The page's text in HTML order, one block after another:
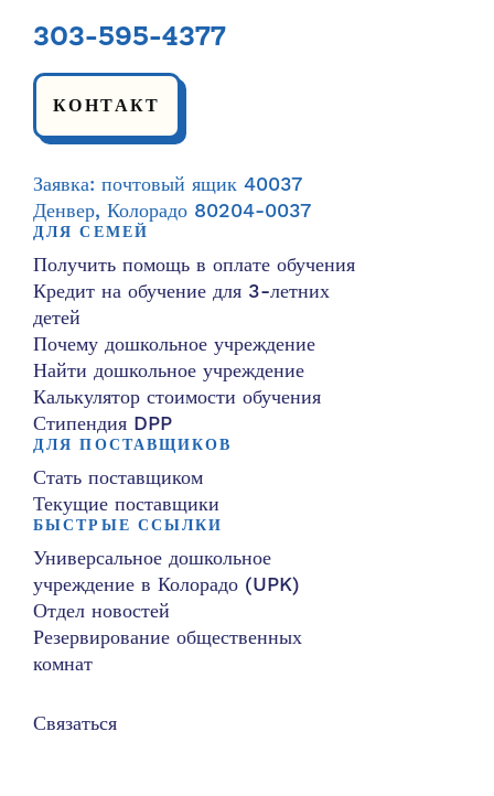
303-595-4377
КОНТАКТ
Заявка: почтовый ящик 40037
Денвер, Колорадо 80204-0037
ДЛЯ СЕМЕЙ
Получить помощь в оплате обучения
Кредит на обучение для 3-летних
детей
Почему дошкольное учреждение
Найти дошкольное учреждение
Калькулятор стоимости обучения
Стипендия DPP
ДЛЯ ПОСТАВЩИКОВ
Стать поставщиком
Текущие поставщики
БЫСТРЫЕ ССЫЛКИ
Универсальное дошкольное
учреждение в Колорадо (UPK)
Отдел новостей
Резервирование общественных
комнат
Связаться